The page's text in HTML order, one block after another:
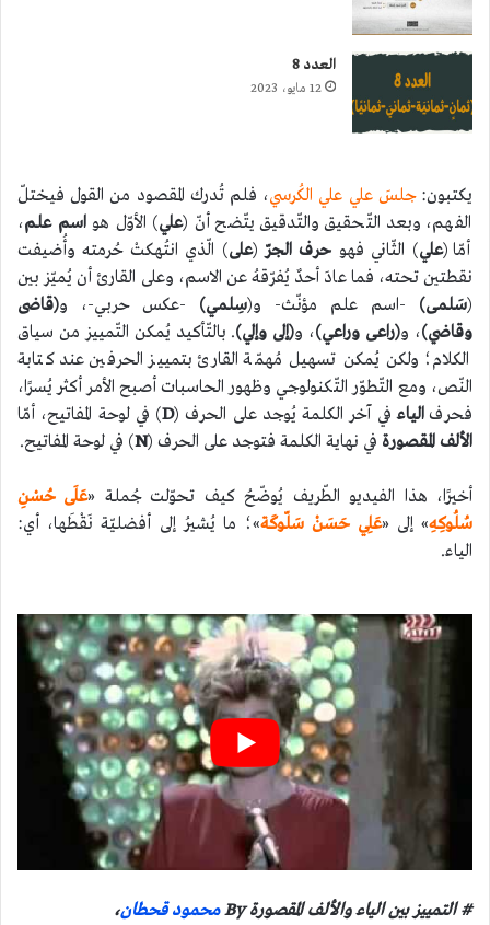
العدد 8
12 مايو، 2023
يكتبون:جلسَ علي علي الكُرسي، فلم تُدرك المقصود من القول فيختلّ
الفهم، وبعد التّحقيق والتّدقيق يتّضح أنّ (علي) الأوّل هواسم علم،
أمّا (علي) الثّاني فهو حرف الجرّ(على) الّذي انتُهكتْ حُرمته وأُضيفت
نقطتين تحته، فما عادَ أحدٌ يُفرّقهُ عن الاسم، وعلى القارئ أن يُميّز بين
(سَلمى) -اسم علم مؤنّث- و(سِلمي) -عكس حربي-، و(قاضى
وقاضي)، و(راعى وراعي)، و(إلى وإلي). بالتّأكيد يُمكن التّمييز من سياق
الكلام؛ ولكن يُمكن تسهيل مُهمّة القارئ بتمييز الحرفين عند كتابة
النّص، ومع التّطوّر التّكنولوجي وظهور الحاسبات أصبح الأمر أكثر يُسرًا،
فحرفالياءفي آخر الكلمة يُوجد على الحرف (D) في لوحة المفاتيح، أمّا
الألف المقصورة في نهاية الكلمة فتوجد على الحرف (N) في لوحة المفاتيح.
أخيرًا، هذا الفيديو الطّريف يُوضّحُ كيف تحوّلت جُملة «عَلَى حُسْنِ
سُلُوكِهِ» إلى «عَلِي حَسَنْ سَلّوكَة»؛ ما يُشيرُ إلى أفضليّة نَقْطَها، أي:
الياء.
# التمييز بين الياء والألف المقصورةBy محمود قحطان،